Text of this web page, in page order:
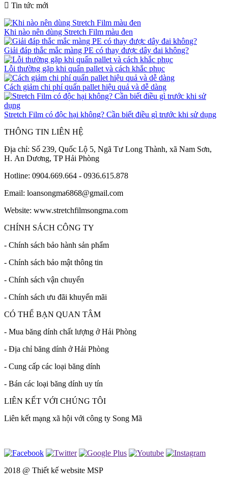
Tin tức mới
Khi nào nên dùng Stretch Film màu đen
Giải đáp thắc mắc màng PE có thay được dây đai không?
Lỗi thường gặp khi quấn pallet và cách khắc phục
Cách giảm chi phí quấn pallet hiệu quả và dễ dàng
Stretch Film có độc hại không? Cần biết điều gì trước khi sử dụng
THÔNG TIN LIÊN HỆ
Địa chỉ: Số 239, Quốc Lộ 5, Ngã Tư Long Thành, xã Nam Sơn,
H. An Dương, TP Hải Phòng
Hotline: 0904.669.664 - 0936.615.878
Email: loansongma6868@gmail.com
Website: www.stretchfilmsongma.com
CHÍNH SÁCH CÔNG TY
- Chính sách bảo hành sản phẩm
- Chính sách bảo mật thông tin
- Chính sách vận chuyển
- Chính sách ưu đãi khuyến mãi
CÓ THỂ BẠN QUAN TÂM
- Mua băng dính chất lượng ở Hải Phòng
- Địa chỉ băng dính ở Hải Phòng
- Cung cấp các loại băng dính
- Bán các loại băng dính uy tín
LIÊN KẾT VỚI CHÚNG TÔI
Liên kết mạng xã hội với công ty Song Mã
2018 @ Thiết kế website MSP